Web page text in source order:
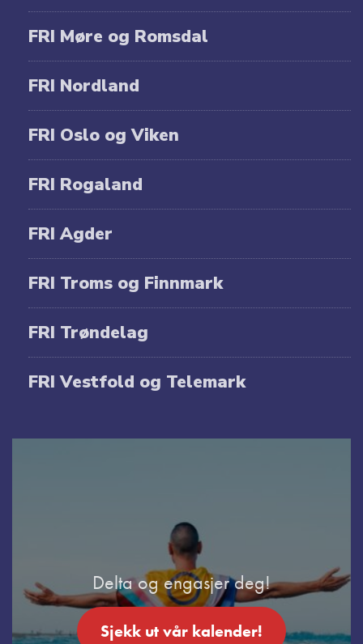
FRI Møre og Romsdal
FRI Nordland
FRI Oslo og Viken
FRI Rogaland
FRI Agder
FRI Troms og Finnmark
FRI Trøndelag
FRI Vestfold og Telemark
Delta og engasjer deg!
Sjekk ut vår kalender!